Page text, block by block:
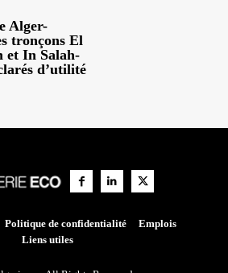
Alger-
tronçons El
et In Salah-
d’utilité
Politique de confidentialité
Emplois
Liens utiles